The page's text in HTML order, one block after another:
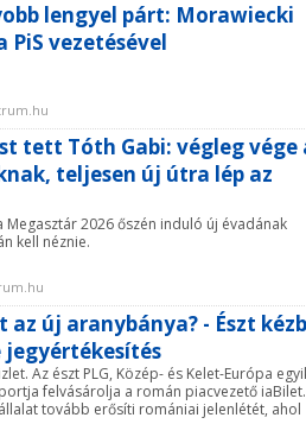
lengyel párt: Morawiecki
vezetésével
tett Tóth Gabi: végleg vége
teljesen új útra lép az
2026 őszén induló új évadának
kell néznie.
új aranybánya? - Észt
jegyértékesítés
Az észt PLG, Közép- és Kelet-Európa
felvásárolja a román piacvezető
tovább erősíti romániai jelenlétét, ahol